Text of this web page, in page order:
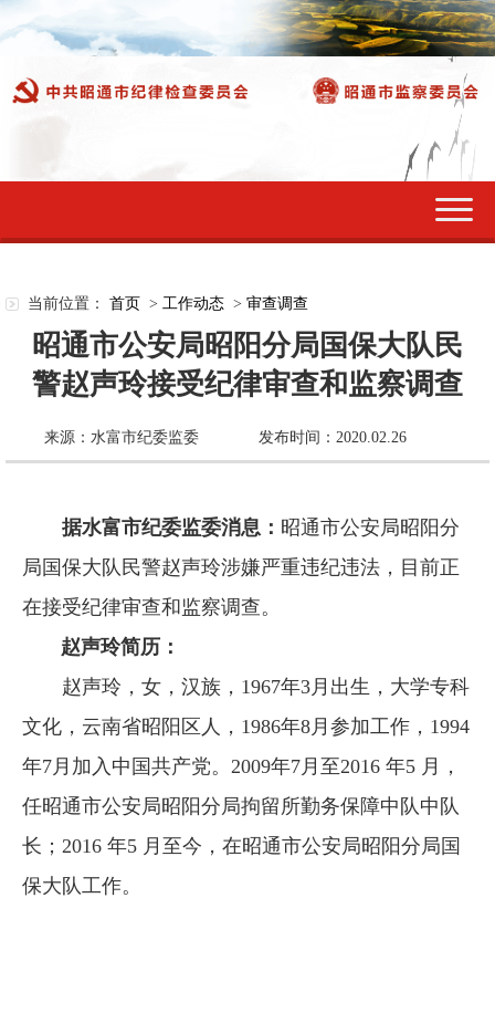
切
当前位置： 首页 > 工作动态 > 审查调查
昭通市公安局昭阳分局国保大队民
警赵声玲接受纪律审查和监察调查
来源：水富市纪委监委 发布时间：2020.02.26
据水富市纪委监委消息： 昭通市公安局昭阳分
局国保大队民警赵声玲涉嫌严重违纪违法，目前正
在接受纪律审查和监察调查。
赵声玲简历：
赵声玲，女，汉族，1967年3月出生，大学专科
文化，云南省昭阳区人，1986年8月参加工作，1994
年7月加入中国共产党。2009年7月至2016 年5 月，
任昭通市公安局昭阳分局拘留所勤务保障中队中队
长；2016 年5 月至今，在昭通市公安局昭阳分局国
保大队工作。